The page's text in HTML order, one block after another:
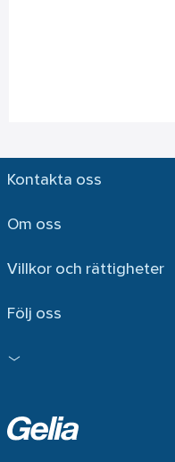
Kontakta oss
Om oss
Villkor och rättigheter
Följ oss